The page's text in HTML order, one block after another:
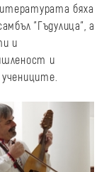
бяха
"Гъдулица", а
и
и